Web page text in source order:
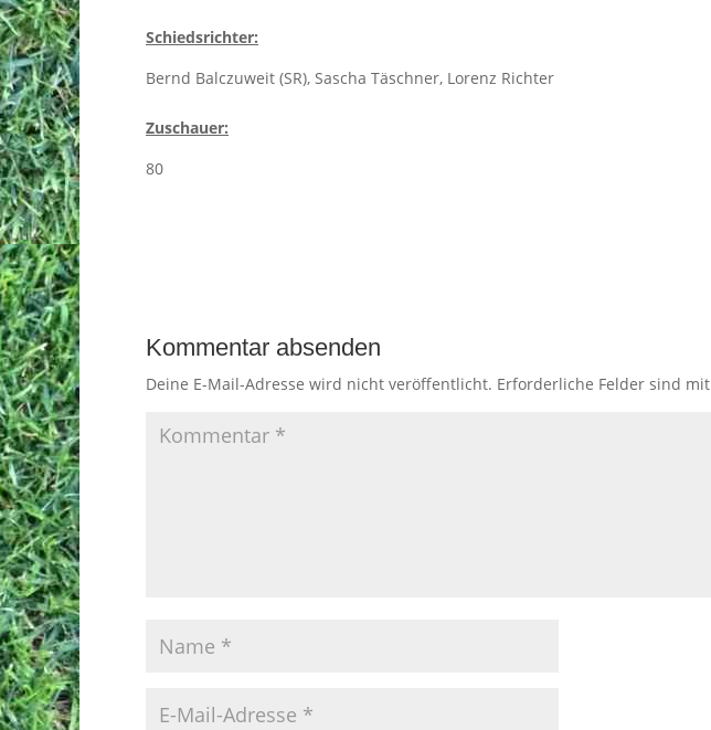
Schiedsrichter:
Bernd Balczuweit (SR), Sascha Täschner, Lorenz Richter
Zuschauer:
80
Kommentar absenden
Deine E-Mail-Adresse wird nicht veröffentlicht. Erforderliche Felder sind mit